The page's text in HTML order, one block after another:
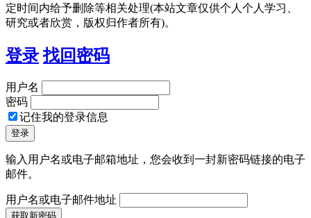
定时间内给予删除等相关处理(本站文章仅供个人个人学习、
研究或者欣赏，版权归作者所有)。
登录 找回密码
用户名
密码
记住我的登录信息
输入用户名或电子邮箱地址，您会收到一封新密码链接的电子
邮件。
用户名或电子邮件地址